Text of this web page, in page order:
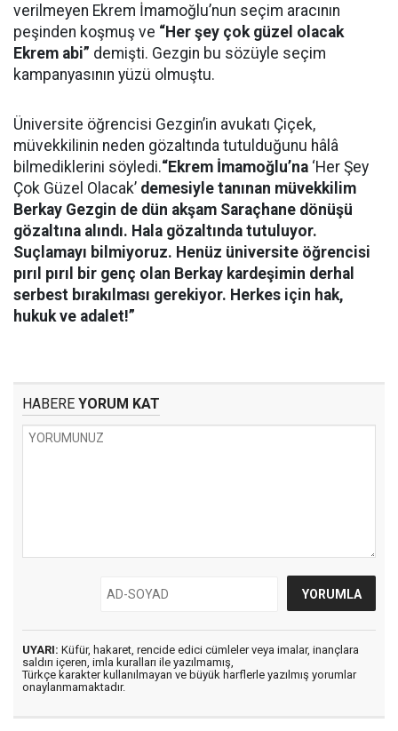
verilmeyen Ekrem İmamoğlu’nun seçim aracının
peşinden koşmuş ve “Her şey çok güzel olacak
Ekrem abi” demişti. Gezgin bu sözüyle seçim
kampanyasının yüzü olmuştu.
Üniversite öğrencisi Gezgin’in avukatı Çiçek,
müvekkilinin neden gözaltında tutulduğunu hâlâ
bilmediklerini söyledi.“Ekrem İmamoğlu’na ‘Her Şey
Çok Güzel Olacak’ demesiyle tanınan müvekkilim
Berkay Gezgin de dün akşam Saraçhane dönüşü
gözaltına alındı. Hala gözaltında tutuluyor.
Suçlamayı bilmiyoruz. Henüz üniversite öğrencisi
pırıl pırıl bir genç olan Berkay kardeşimin derhal
serbest bırakılması gerekiyor. Herkes için hak,
hukuk ve adalet!”
HABERE YORUM KAT
UYARI: Küfür, hakaret, rencide edici cümleler veya imalar, inançlara
saldırı içeren, imla kuralları ile yazılmamış,
Türkçe karakter kullanılmayan ve büyük harflerle yazılmış yorumlar
onaylanmamaktadır.